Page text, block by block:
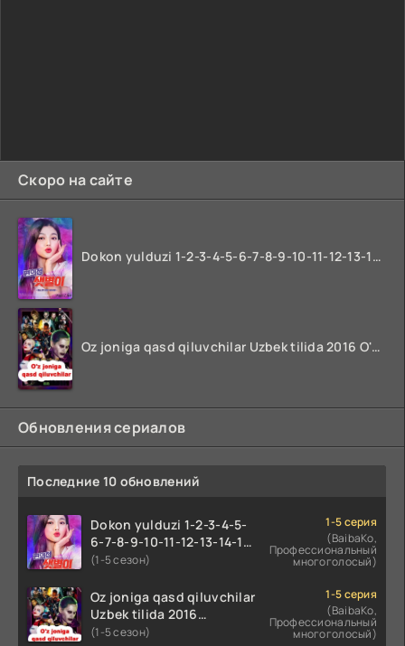
Скоро на сайте
Dokon yulduzi 1-2-3-4-5-6-7-8-9-10-11-12-13-14-15-16-17 Qism Uzbek tilida koreya seryali barcha qismlari o'zbek tilida
Oz joniga qasd qiluvchilar Uzbek tilida 2016 O'zbekcha tarjima kino 720p HD skachat
Обновления сериалов
Последние 10 обновлений
Dokon yulduzi 1-2-3-4-5-
6-7-8-9-10-11-12-13-14-15-
16-17 Qism Uzbek tilida
qismlari o'zbek tilida
(1-5 сезон)
1-5 серия
(BaibaKo,
Профессиональный
многоголосый)
Oz joniga qasd qiluvchilar
Uzbek tilida 2016
O'zbekcha tarjima kino
(1-5 сезон)
1-5 серия
(BaibaKo,
Профессиональный
многоголосый)